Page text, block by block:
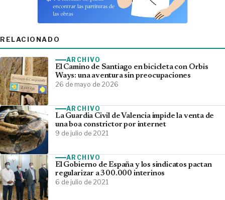
RELACIONADO
ARCHIVO
El Camino de Santiago en bicicleta con Orbis
Ways: una aventura sin preocupaciones
26 de mayo de 2026
ARCHIVO
La Guardia Civil de Valencia impide la venta de
una boa constrictor por internet
9 de julio de 2021
ARCHIVO
El Gobierno de España y los sindicatos pactan
regularizar a 300.000 interinos
6 de julio de 2021